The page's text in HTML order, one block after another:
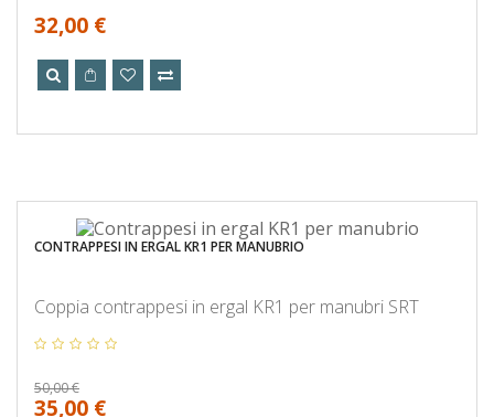
32,00 €
CONTRAPPESI IN ERGAL KR1 PER MANUBRIO
Coppia contrappesi in ergal KR1 per manubri SRT
50,00 €
35,00 €